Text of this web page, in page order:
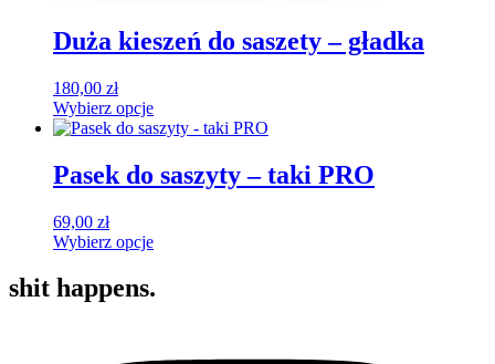
Duża kieszeń do saszety – gładka
180,00 zł
Wybierz opcje
Ten
ma
wiele
Opcje
można
na
stronie
Pasek do saszyty – taki PRO
69,00 zł
Wybierz opcje
produkt
ma
shit happens.